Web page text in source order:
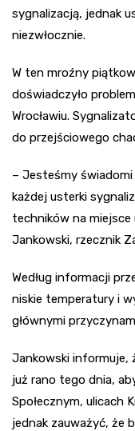
sygnalizacją, jednak
niezwłocznie.
W ten mroźny
doświadczyło
Wrocławiu.
do przejściowego
– Jesteśmy
każdej usterki
techników na
Jankowski, rzecznik
Według informacji
niskie temperatury i
głównymi
Jankowski informuje,
już rano tego dnia,
Społecznym, ulicach
jednak zauważyć, że